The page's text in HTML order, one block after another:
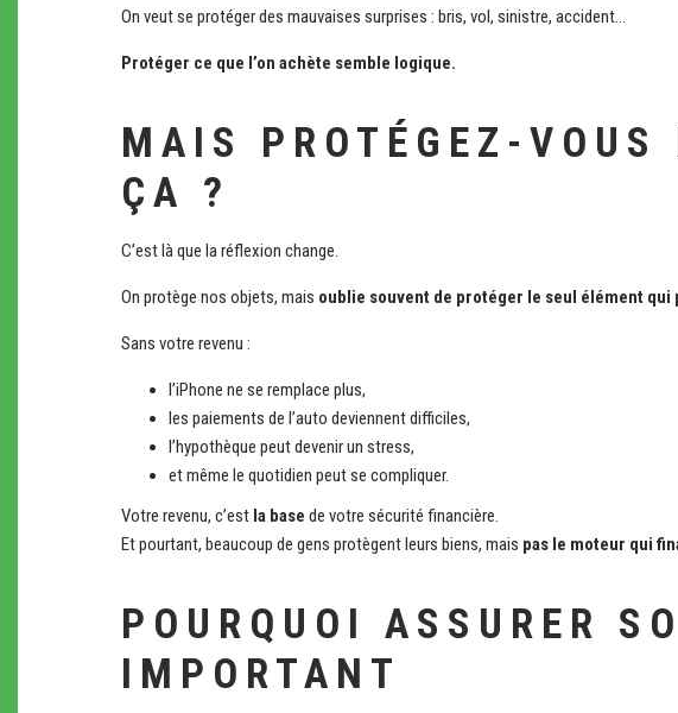
On veut se protéger des mauvaises surprises : bris, vol, sinistre, accident…
Protéger ce que l’on achète semble logique.
MAIS PROTÉGEZ-VOUS
ÇA ?
C’est là que la réflexion change.
On protège nos objets, mais oublie souvent de protéger le seul élément
Sans votre revenu :
l’iPhone ne se remplace plus,
les paiements de l’auto deviennent difficiles,
l’hypothèque peut devenir un stress,
et même le quotidien peut se compliquer.
Votre revenu, c’est la base de votre sécurité financière.
Et pourtant, beaucoup de gens protègent leurs biens, mais pas le moteur qui
POURQUOI ASSURER
IMPORTANT